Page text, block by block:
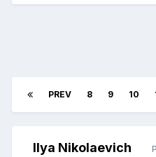
PREV 8 9 10
Ilya Nikolaevich